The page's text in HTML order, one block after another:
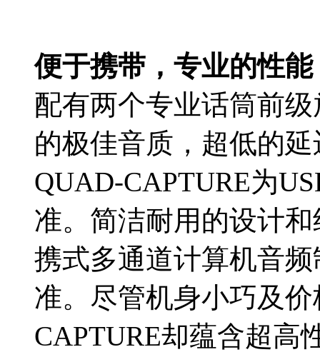
便于携带，专业的性能
配有两个专业话筒前
的极佳音质，超低的
QUAD-CAPTURE为
准。简洁耐用的设计
携式多通道计算机音
准。尽管机身小巧及
CAPTURE却蕴含超高